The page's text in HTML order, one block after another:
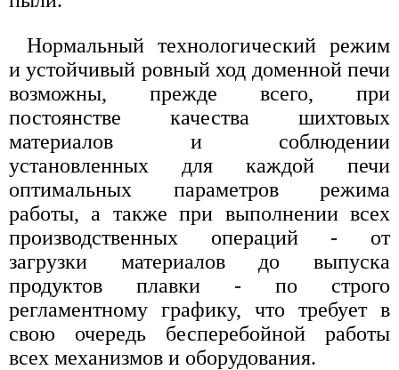
Нормальный технологический режим
и устойчивый ровный ход доменной печи
возможны, прежде всего, при
постоянстве качества шихтовых
материалов и соблюдении
установленных для каждой печи
оптимальных параметров режима
работы, а также при выполнении всех
производственных операций - от
загрузки материалов до выпуска
продуктов плавки - по строго
регламентному графику, что требует в
свою очередь бесперебойной работы
всех механизмов и оборудования.